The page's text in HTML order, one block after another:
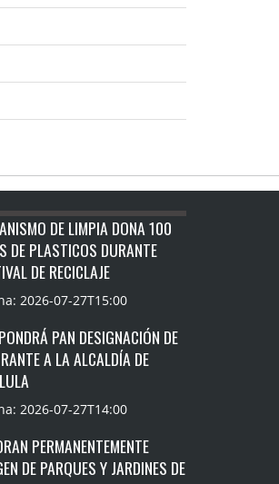
DE LIMPIA DONA 100
DE PLASTICOS DURANTE
DE RECICLAJE
2026-07-27T15:00
PAN DESIGNACIÓN DE
A LA ALCALDÍA DE
2026-07-27T14:00
PERMANENTEMENTE
DE PARQUES Y JARDINES DE